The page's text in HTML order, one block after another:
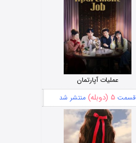
عملیات آپارتمان
قسمت ۵ (دوبله) منتشر شد